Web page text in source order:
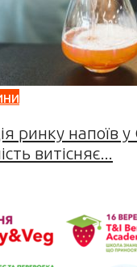
ринку напоїв у
витісняє...